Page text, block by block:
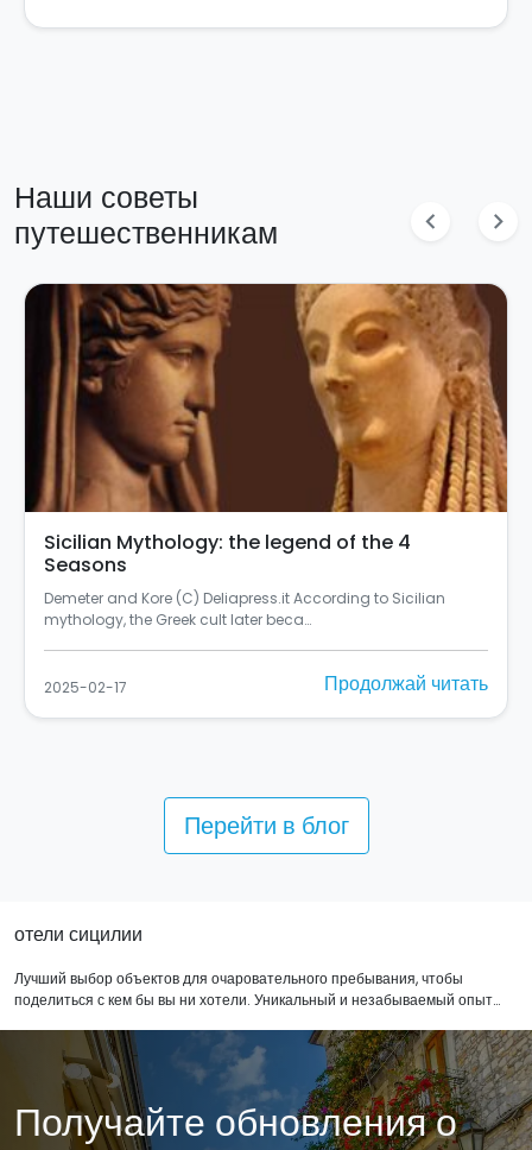
Наши советы
путешественникам
chevron_left chevron_right
Sicilian Mythology: the legend of the 4
Seasons
Demeter and Kore (C) Deliapress.it According to Sicilian
mythology, the Greek cult later beca…
2025-02-17 Продолжай читать
Перейти в блог
отели сицилии
Лучший выбор объектов для очаровательного пребывания, чтобы
поделиться с кем бы вы ни хотели. Уникальный и незабываемый опыт
Получайте обновления о